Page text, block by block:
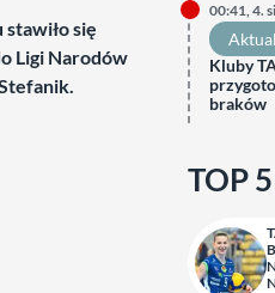
się
Ligi Narodów
00:41, 4.
Kluby
braków
TOP 5